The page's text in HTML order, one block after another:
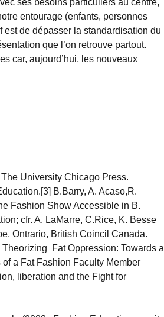
ses besoins particuliers au centre,
entourage (enfants, personnes
est de dépasser la standardisation du
que l’on retrouve partout.
car, aujourd’hui, les nouveaux
University Chicago Press.
B.Barry, A. Acaso,R.
Fashion Show Accessible in B.
cfr. A. LaMarre, C.Rice, K. Besse
Ontrario, British Coincil Canada.
Fat Oppression: Towards a
a Fat Fashion Faculty Member
liberation and the Fight for